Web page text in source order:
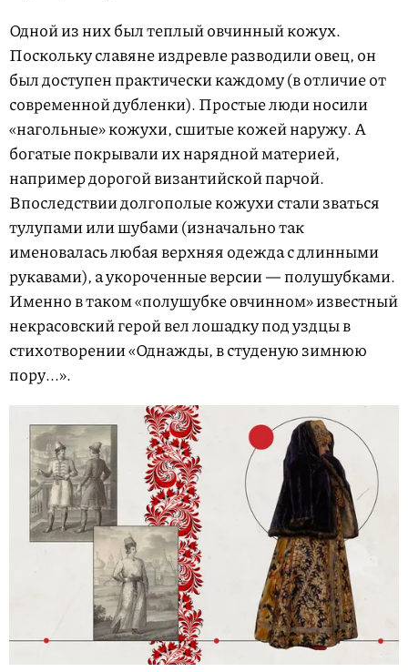
Одной из них был теплый овчинный кожух.
Поскольку славяне издревле разводили овец, он
был доступен практически каждому (в отличие от
современной дубленки). Простые люди носили
«нагольные» кожухи, сшитые кожей наружу. А
богатые покрывали их нарядной материей,
например дорогой византийской парчой.
Впоследствии долгополые кожухи стали зваться
тулупами или шубами (изначально так
именовалась любая верхняя одежда с длинными
рукавами), а укороченные версии — полушубками.
Именно в таком «полушубке овчинном» известный
некрасовский герой вел лошадку под уздцы в
стихотворении «Однажды, в студеную зимнюю
пору...».